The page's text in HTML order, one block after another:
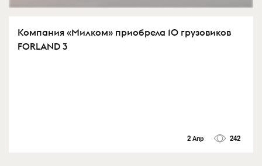
Компания «Милком» приобрела 10 грузовиков
FORLAND 3
2 Апр 242